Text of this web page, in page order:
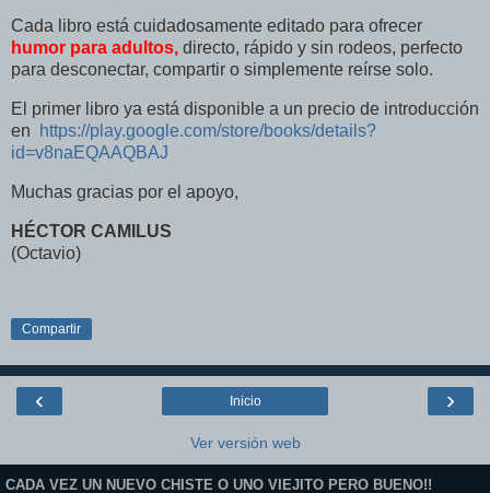
Cada libro está cuidadosamente editado para ofrecer
humor para adultos, directo, rápido y sin rodeos, perfecto
para desconectar, compartir o simplemente reírse solo.
El primer libro ya está disponible a un precio de introducción
en
https://play.google.com/store/books/details?
id=v8naEQAAQBAJ
Muchas gracias por el apoyo,
HÉCTOR CAMILUS
(Octavio)
Compartir
‹ ›
Inicio
Ver versión web
CADA VEZ UN NUEVO CHISTE O UNO VIEJITO PERO BUENO!!